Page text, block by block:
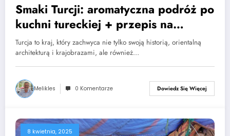
Smaki Turcji: aromatyczna podróż po
kuchni tureckiej + przepis na
domowego kebaba
Turcja to kraj, który zachwyca nie tylko swoją historią, orientalną
architekturą i krajobrazami, ale również…
Melikles 0 Komentarze Dowiedz Się Więcej
8 kwietnia, 2025